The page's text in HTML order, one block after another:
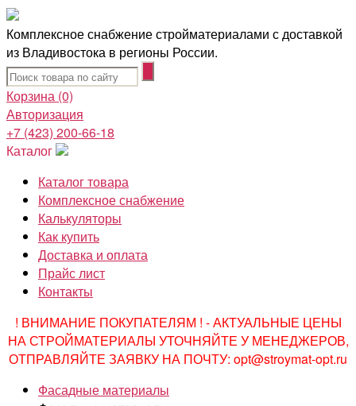
Комплексное снабжение стройматериалами с доставкой
из Владивостока в регионы России.
Корзина (0)
Авторизация
+7 (423) 200-66-18
Каталог
Каталог товара
Комплексное снабжение
Калькуляторы
Как купить
Доставка и оплата
Прайс лист
Контакты
! ВНИМАНИЕ ПОКУПАТЕЛЯМ ! - АКТУАЛЬНЫЕ ЦЕНЫ
НА СТРОЙМАТЕРИАЛЫ УТОЧНЯЙТЕ У МЕНЕДЖЕРОВ,
ОТПРАВЛЯЙТЕ ЗАЯВКУ НА ПОЧТУ: opt@stroymat-opt.ru
Фасадные материалы